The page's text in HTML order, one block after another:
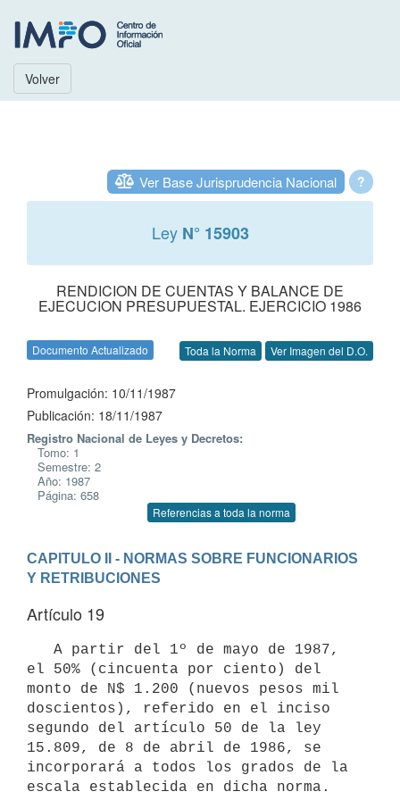
Volver
?
Ver Base Jurisprudencia Nacional
Ley N° 15903
RENDICION DE CUENTAS Y BALANCE DE
EJECUCION PRESUPUESTAL. EJERCICIO 1986
Documento Actualizado Toda la Norma Ver Imagen del D.O.
Promulgación: 10/11/1987
Publicación: 18/11/1987
Registro Nacional de Leyes y Decretos:
Tomo: 1
Semestre: 2
Año: 1987
Página: 658
Referencias a toda la norma
CAPITULO II - NORMAS SOBRE FUNCIONARIOS
Y RETRIBUCIONES
Artículo 19
el 50% (cincuenta por ciento) del
monto de N$ 1.200 (nuevos pesos mil
doscientos), referido en el inciso
segundo del artículo 50 de la ley
15.809, de 8 de abril de 1986, se
incorporará a todos los grados de la
escala establecida en dicha norma.